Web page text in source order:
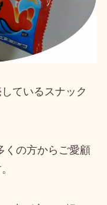
ているスナック
くの方からご愛顧